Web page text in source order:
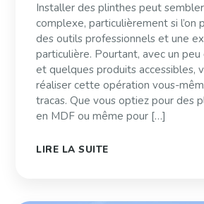
Installer des plinthes peut
complexe, particulièrement si l’on
des outils professionnels et une
particulière. Pourtant, avec un
et quelques produits accessibles,
réaliser cette opération vous-
tracas. Que vous optiez pour des
en MDF ou même pour […]
LIRE LA SUITE